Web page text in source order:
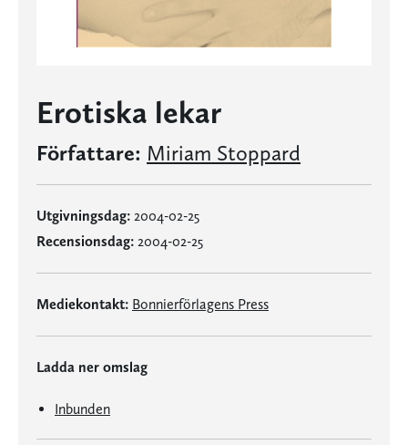
Erotiska lekar
Författare: Miriam Stoppard
Utgivningsdag: 2004-02-25
Recensionsdag: 2004-02-25
Mediekontakt: Bonnierförlagens Press
Ladda ner omslag
Inbunden